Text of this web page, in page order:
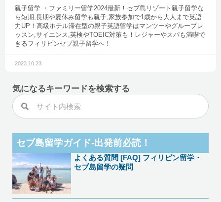
親子留学 ・ファミリー留学2024最新！セブ島リゾート親子留学な
ら短期,長期や夏休み留学も親子,家族参加で1歳から大人まで英語
力UP！高級ホテル滞在型の親子英語留学はマンツーやグループレ
ッスン,サイエンス,英検やTOEIC対策も！レジャーやスパも満喫で
きるフィリピンセブ親子留学へ！
2023.10.23
気になるキーワードを検索する
検
索
索
セブ島留学ガイド-出発前必読！
よくある質問 [FAQ] フィリピン留学・
セブ島留学の疑問